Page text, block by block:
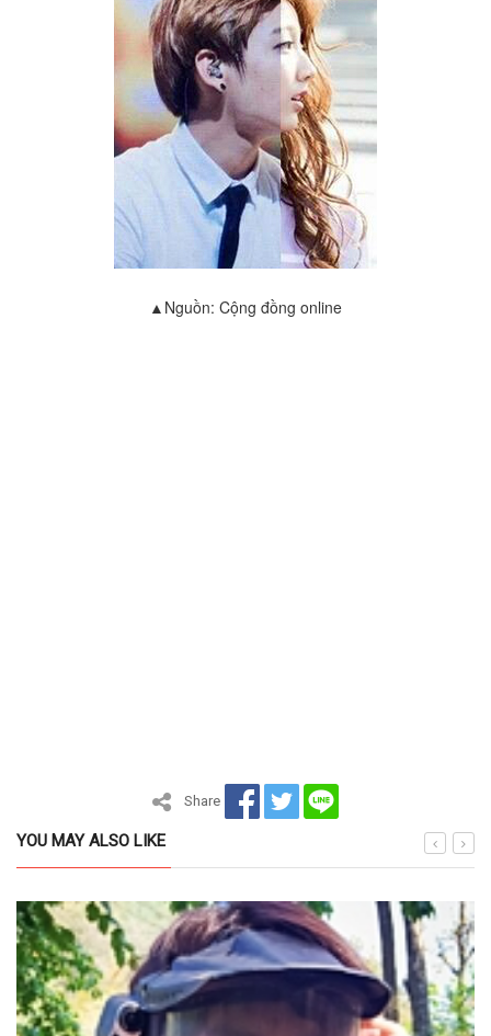
▲Nguồn: Cộng đồng online
Share
YOU MAY ALSO LIKE